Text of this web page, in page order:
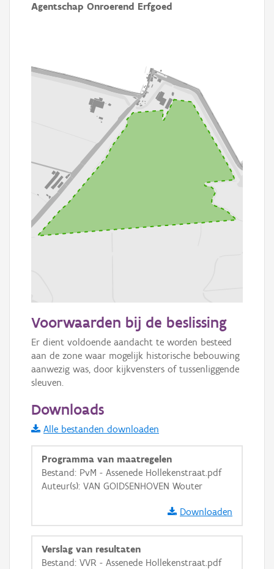
Agentschap Onroerend Erfgoed
Informatie Vlaanderen
i
−
Basis Lagen
Ortho
GRB-Basiskaart
Voorwaarden bij de beslissing
Er dient voldoende aandacht te worden besteed
aan de zone waar mogelijk historische bebouwing
aanwezig was, door kijkvensters of tussenliggende
sleuven.
Downloads
Alle bestanden downloaden
Programma van maatregelen
Bestand: PvM - Assenede Hollekenstraat.pdf
Auteur(s): VAN GOIDSENHOVEN Wouter
Downloaden
Verslag van resultaten
Bestand: VVR - Assenede Hollekenstraat.pdf